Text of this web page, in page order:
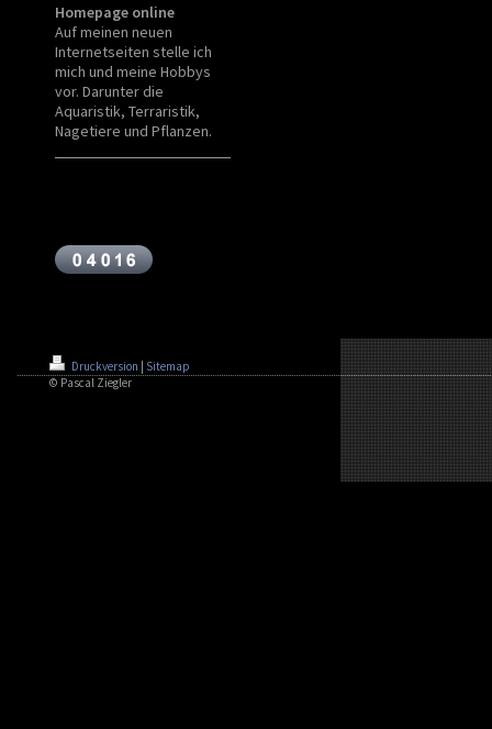
Homepage online
Auf meinen neuen
Internetseiten stelle ich
mich und meine Hobbys
vor. Darunter die
Aquaristik, Terraristik,
Nagetiere und Pflanzen.
Druckversion | Sitemap
© Pascal Ziegler